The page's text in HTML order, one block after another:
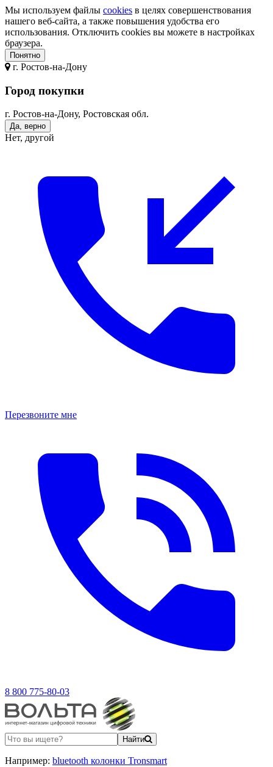
Мы используем файлы cookies в целях совершенствования
нашего веб-сайта, а также повышения удобства его
использования. Отключить cookies вы можете в настройках
браузера.
Понятно
г. Ростов-на-Дону
Город покупки
г. Ростов-на-Дону, Ростовская обл.
Да, верно
Нет, другой
Перезвоните мне
8 800 775-80-03
Найти
Например: bluetooth колонки Tronsmart